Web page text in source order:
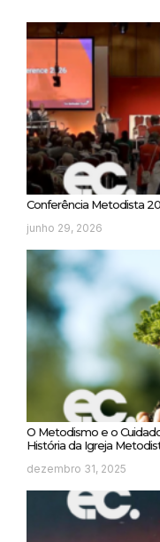
Conferência Metodista
junho 29, 2026
O Metodismo e o
História da Igreja
dezembro 31, 2025